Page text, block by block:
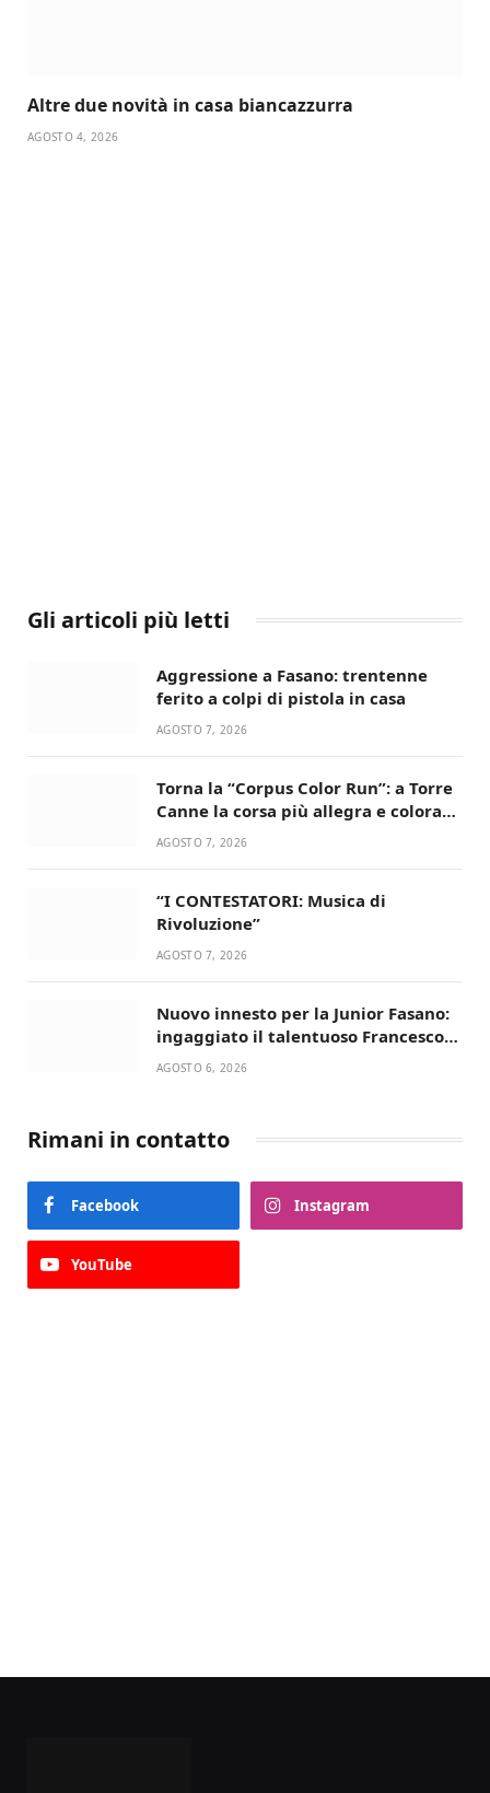
Altre due novità in casa biancazzurra
AGOSTO 4, 2026
Gli articoli più letti
Aggressione a Fasano: trentenne
ferito a colpi di pistola in casa
AGOSTO 7, 2026
Torna la “Corpus Color Run”: a Torre
Canne la corsa più allegra e colorata
dell’estate!
AGOSTO 7, 2026
“I CONTESTATORI: Musica di
Rivoluzione”
AGOSTO 7, 2026
Nuovo innesto per la Junior Fasano:
ingaggiato il talentuoso Francesco
Lupo Timini
AGOSTO 6, 2026
Rimani in contatto
Facebook Instagram
YouTube